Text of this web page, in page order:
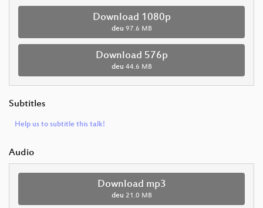
Download 1080p
deu 97.6 MB
Download 576p
deu 44.6 MB
Subtitles
Help us to subtitle this talk!
Audio
Download mp3
deu 21.0 MB